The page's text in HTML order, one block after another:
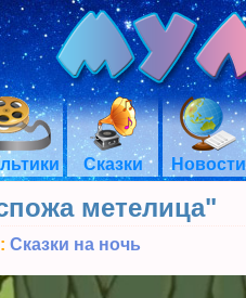
Сказки Новости
метелица"
Сказки на ночь